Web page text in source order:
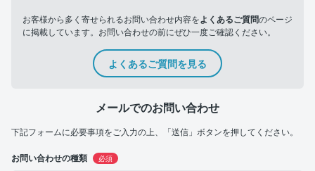
お客様から多く寄せられるお問い合わせ内容をよくあるご質問のページ
に掲載しています。お問い合わせの前にぜひ一度ご確認ください。
よくあるご質問を見る
メールでのお問い合わせ
下記フォームに必要事項をご入力の上、「送信」ボタンを押してください。
お問い合わせの種類 必須